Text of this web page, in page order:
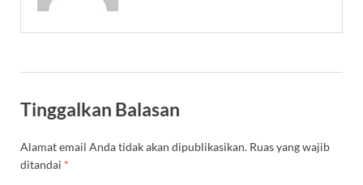
Tinggalkan Balasan
Alamat email Anda tidak akan dipublikasikan. Ruas yang wajib
ditandai *